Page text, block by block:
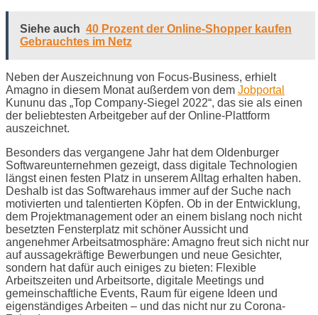
Siehe auch 40 Prozent der Online-Shopper kaufen
Gebrauchtes im Netz
Neben der Auszeichnung von Focus-Business, erhielt
Amagno in diesem Monat außerdem von dem Jobportal
Kununu das „Top Company-Siegel 2022“, das sie als einen
der beliebtesten Arbeitgeber auf der Online-Plattform
auszeichnet.
Besonders das vergangene Jahr hat dem Oldenburger
Softwareunternehmen gezeigt, dass digitale Technologien
längst einen festen Platz in unserem Alltag erhalten haben.
Deshalb ist das Softwarehaus immer auf der Suche nach
motivierten und talentierten Köpfen. Ob in der Entwicklung,
dem Projektmanagement oder an einem bislang noch nicht
besetzten Fensterplatz mit schöner Aussicht und
angenehmer Arbeitsatmosphäre: Amagno freut sich nicht nur
auf aussagekräftige Bewerbungen und neue Gesichter,
sondern hat dafür auch einiges zu bieten: Flexible
Arbeitszeiten und Arbeitsorte, digitale Meetings und
gemeinschaftliche Events, Raum für eigene Ideen und
eigenständiges Arbeiten – und das nicht nur zu Corona-